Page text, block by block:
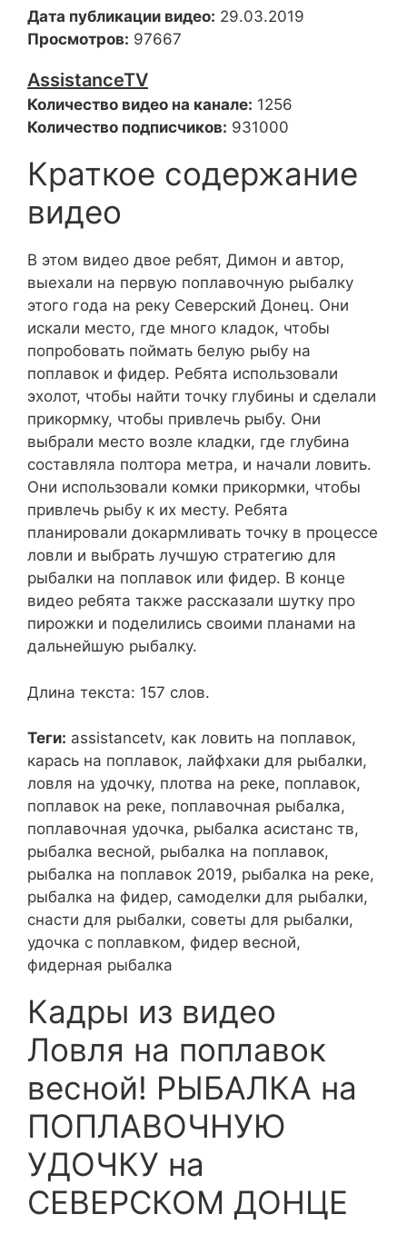
Дата публикации видео: 29.03.2019
Просмотров: 97667
AssistanceTV
Количество видео на канале: 1256
Количество подписчиков: 931000
Краткое содержание
видео
В этом видео двое ребят, Димон и автор,
выехали на первую поплавочную рыбалку
этого года на реку Северский Донец. Они
искали место, где много кладок, чтобы
попробовать поймать белую рыбу на
поплавок и фидер. Ребята использовали
эхолот, чтобы найти точку глубины и сделали
прикормку, чтобы привлечь рыбу. Они
выбрали место возле кладки, где глубина
составляла полтора метра, и начали ловить.
Они использовали комки прикормки, чтобы
привлечь рыбу к их месту. Ребята
планировали докармливать точку в процессе
ловли и выбрать лучшую стратегию для
рыбалки на поплавок или фидер. В конце
видео ребята также рассказали шутку про
пирожки и поделились своими планами на
дальнейшую рыбалку.
Длина текста: 157 слов.
Теги: assistancetv, как ловить на поплавок,
карась на поплавок, лайфхаки для рыбалки,
ловля на удочку, плотва на реке, поплавок,
поплавок на реке, поплавочная рыбалка,
поплавочная удочка, рыбалка асистанс тв,
рыбалка весной, рыбалка на поплавок,
рыбалка на поплавок 2019, рыбалка на реке,
рыбалка на фидер, самоделки для рыбалки,
снасти для рыбалки, советы для рыбалки,
удочка с поплавком, фидер весной,
фидерная рыбалка
Кадры из видео
Ловля на поплавок
весной! РЫБАЛКА на
ПОПЛАВОЧНУЮ
УДОЧКУ на
СЕВЕРСКОМ ДОНЦЕ